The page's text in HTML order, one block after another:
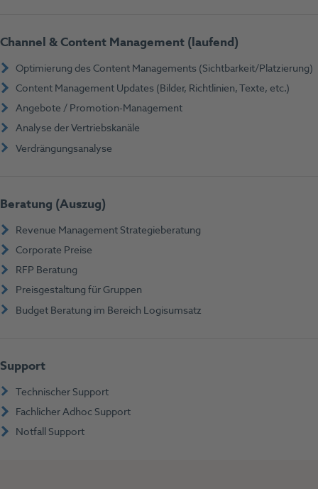
Channel & Content Management (laufend)
Optimierung des Content Managements (Sichtbarkeit/Platzierung)
Content Management Updates (Bilder, Richtlinien, Texte, etc.)
Angebote / Promotion-Management
Analyse der Vertriebskanäle
Verdrängungsanalyse
Beratung (Auszug)
Revenue Management Strategieberatung
Corporate Preise
RFP Beratung
Preisgestaltung für Gruppen
Budget Beratung im Bereich Logisumsatz
Support
Technischer Support
Fachlicher Adhoc Support
Notfall Support